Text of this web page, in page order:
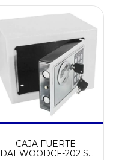
CAJA FUERTE
DAEWOODCF-202 S-